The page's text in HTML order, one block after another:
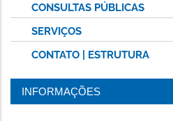
CONSULTAS PÚBLICAS
SERVIÇOS
CONTATO | ESTRUTURA
INFORMAÇÕES